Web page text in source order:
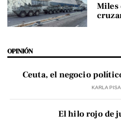
Miles
OPINIÓN
Ceuta, el negocio
KARLA
El hilo rojo de